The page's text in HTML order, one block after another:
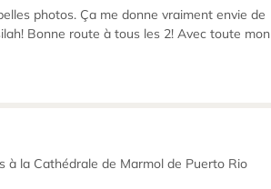
photos. Ça me donne vraiment envie de
Bonne route à tous les 2! Avec toute mon
à la Cathédrale de Marmol de Puerto Rio